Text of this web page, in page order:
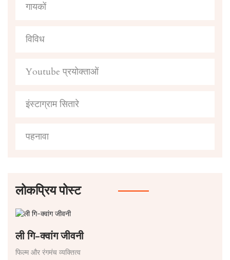
गायकों
विविध
Youtube प्रयोक्ताओं
इंस्टाग्राम सितारे
पहनावा
लोकप्रिय पोस्ट
ली गि-क्वांग जीवनी
फिल्म और रंगमंच व्यक्तित्व